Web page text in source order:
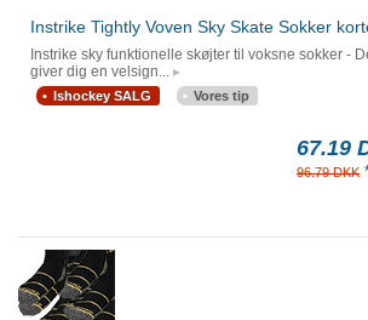
Instrike Tightly Voven Sky Skate Sokker
Instrike sky funktionelle skøjter til voksne sokker -
giver dig en velsign...
Ishockey SALG Vores tip
67.19
96.79 DKK